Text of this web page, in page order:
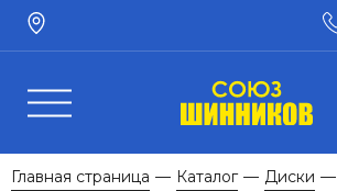
Главная страница — Каталог — Диски —